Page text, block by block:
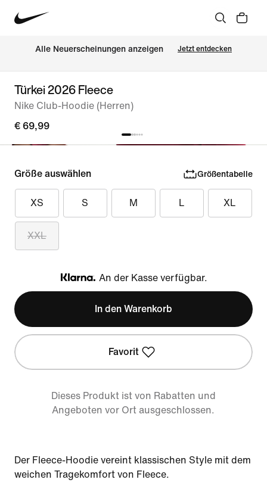
Alle Neuerscheinungen anzeigen Jetzt entdecken
Türkei 2026 Fleece
Nike Club-Hoodie (Herren)
€ 69,99
Größe auswählen Größentabelle
XS S M L XL
XXL
Klarna
An der Kasse verfügbar.
In den Warenkorb
Favorit
Dieses Produkt ist von Rabatten und
Angeboten vor Ort ausgeschlossen.
Der Fleece-Hoodie vereint klassischen Style mit dem
weichen Tragekomfort von Fleece.